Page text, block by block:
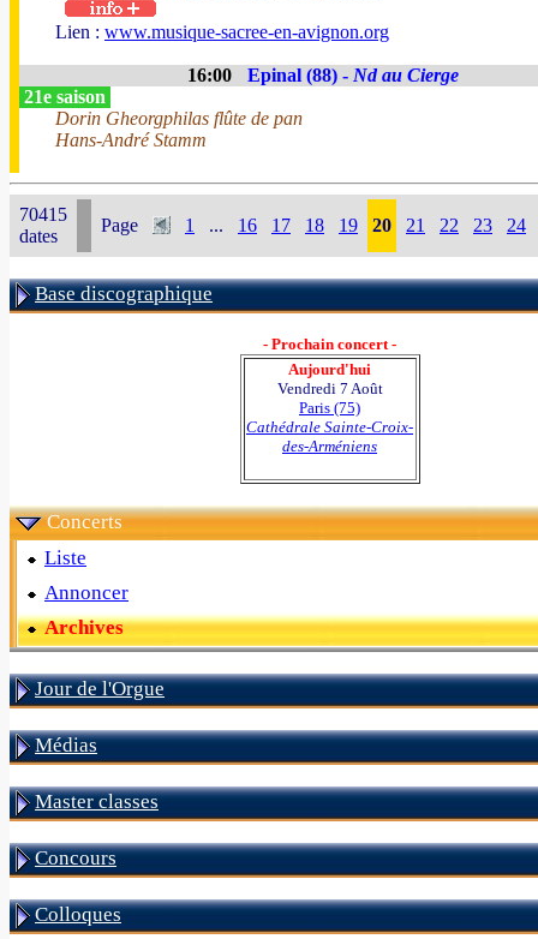
Lien : www.musique-sacree-en-avignon.org
16:00 Epinal (88) - Nd au Cierge
21e saison
Dorin Gheorgphilas flûte de pan
Hans-André Stamm
70415
dates
Page 1 ... 16 17 18 19 20 21 22 23 24
Base discographique
- Prochain concert -
Aujourd'hui
Vendredi 7 Août
Paris (75)
Cathédrale Sainte-Croix-
des-Arméniens
Concerts
Liste
Annoncer
Archives
Jour de l'Orgue
Médias
Master classes
Concours
Colloques